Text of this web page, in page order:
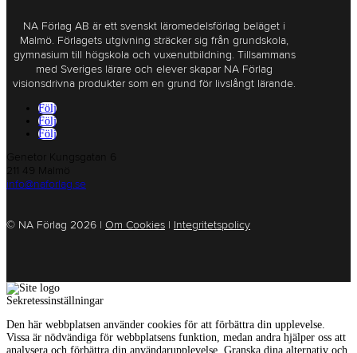
NA Förlag AB är ett svenskt läromedelsförlag beläget i
Malmö. Förlagets utgivning sträcker sig från grundskola,
gymnasium till högskola och vuxenutbildning. Tillsammans
med Sveriges lärare och elever skapar NA Förlag
visionsdrivna produkter som en grund för livslångt lärande.
Följ
Följ
Följ
Genetor Kungsgatan 6
211 49 Malmö
info@naforlag.se
© NA Förlag 2026 | Om Cookies | Integritetspolicy
Sekretessinställningar
Den här webbplatsen använder cookies för att förbättra din upplevelse.
Vissa är nödvändiga för webbplatsens funktion, medan andra hjälper oss att
analysera och förbättra din användarupplevelse. Granska dina alternativ och